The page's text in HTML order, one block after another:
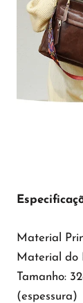
Material
Material do
Tamanho:
(espessura)